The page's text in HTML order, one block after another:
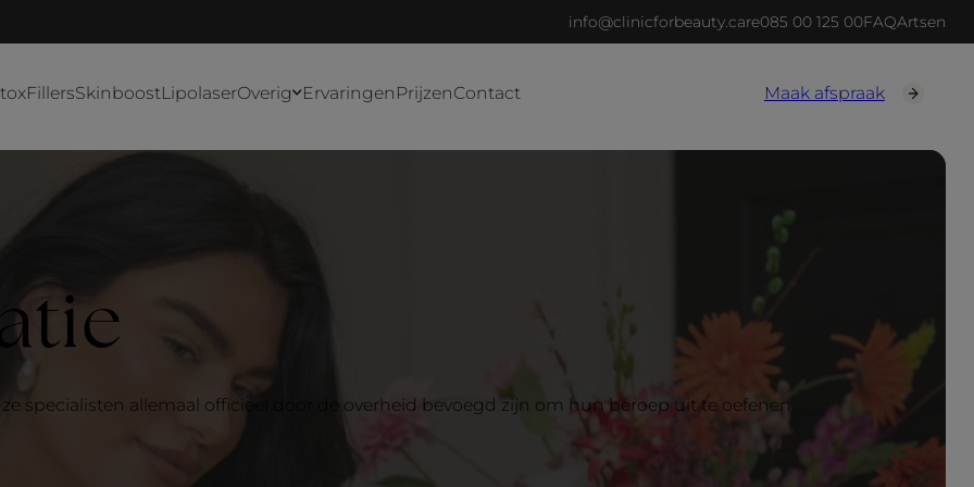
info@clinicforbeauty.care085 00 125 00FAQArtsen
FillersSkinboostLipolaserOverig Ervaringen PrijzenContact Maak afspraak
specialisten allemaal officieel door de overheid bevoegd zijn om hun beroep uit te oefenen.